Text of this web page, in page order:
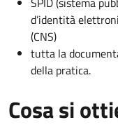
d’identità
(CNS)
tutta la
della pratica.
Cosa si